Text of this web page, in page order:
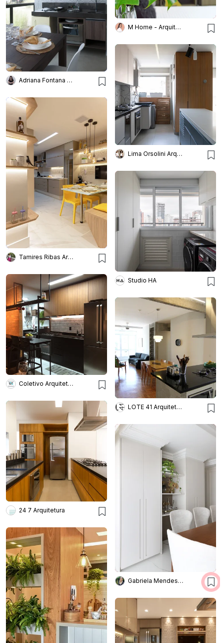
M Home - Arquitetura e Interiores
Adriana Fontana Design
Lima Orsolini Arquitetura e Interiores
Tamires Ribas Arquitetura
Studio HA
Coletivo Arquitetura
LOTE 41 Arquitetura & Design
24 7 Arquitetura
Gabriela Mendes Arquitetura